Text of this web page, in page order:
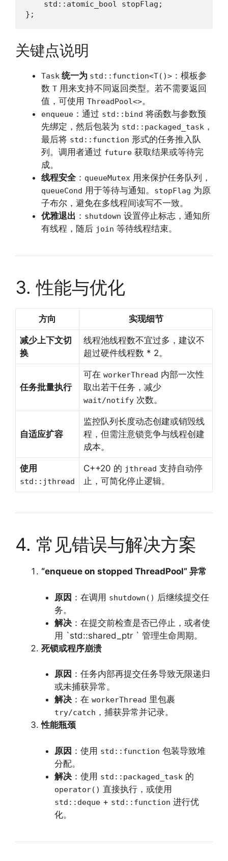
    std::atomic_bool stopFlag;
};
关键点说明
Task 统一为 std::function<T()> ：模板参
数 T 用来支持不同返回类型。若不需要返回
值，可使用 ThreadPool<>。
enqueue ：通过 std::bind 将函数与参数预
先绑定，然后包装为 std::packaged_task ，
最后将 std::function 形式的任务推入队
列。调用者通过 future 获取结果或等待完
成。
线程安全： queueMutex 用来保护任务队列，
queueCond 用于等待与通知。 stopFlag 为原
子布尔，避免在多线程间读写不一致。
优雅退出 ： shutdown 设置停止标志，通知所
有线程，随后 join 等待线程结束。
3. 性能与优化
方向 实现细节
减少上下文切
换
线程池线程数不宜过多，建议不
超过硬件线程数 * 2。
任务批量执行
可在 workerThread 内部一次性
取出若干任务，减少
wait/notify 次数。
自适应扩容
监控队列长度动态创建或销毁线
程，但需注意锁竞争与线程创建
成本。
使用
std::jthread
C++20 的 jthread 支持自动停
止，可简化停止逻辑。
4. 常见错误与解决方案
“enqueue on stopped ThreadPool” 异常
原因 ：在调用 shutdown() 后继续提交任
务。
解决：在提交前检查是否已停止，或者使
用 `std::shared_ptr ` 管理生命周期。
死锁或程序崩溃
原因 ：任务内部再提交任务导致无限递归
或未捕获异常。
解决：在 workerThread 里包裹
try/catch ，捕获异常并记录。
性能瓶颈
原因 ：使用 std::function 包装导致堆
分配。
解决：使用 std::packaged_task 的
operator() 直接执行，或使用
std::deque+ std::function 进行优
化。